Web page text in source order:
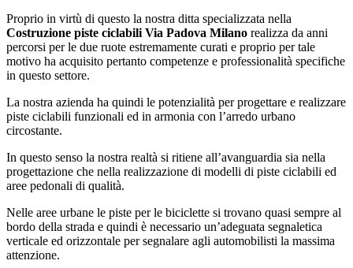
Proprio in virtù di questo la nostra ditta specializzata nella
Costruzione piste ciclabili Via Padova Milano realizza da anni
percorsi per le due ruote estremamente curati e proprio per tale
motivo ha acquisito pertanto competenze e professionalità specifiche
in questo settore.
La nostra azienda ha quindi le potenzialità per progettare e realizzare
piste ciclabili funzionali ed in armonia con l’arredo urbano
circostante.
In questo senso la nostra realtà si ritiene all’avanguardia sia nella
progettazione che nella realizzazione di modelli di piste ciclabili ed
aree pedonali di qualità.
Nelle aree urbane le piste per le biciclette si trovano quasi sempre al
bordo della strada e quindi è necessario un’adeguata segnaletica
verticale ed orizzontale per segnalare agli automobilisti la massima
attenzione.